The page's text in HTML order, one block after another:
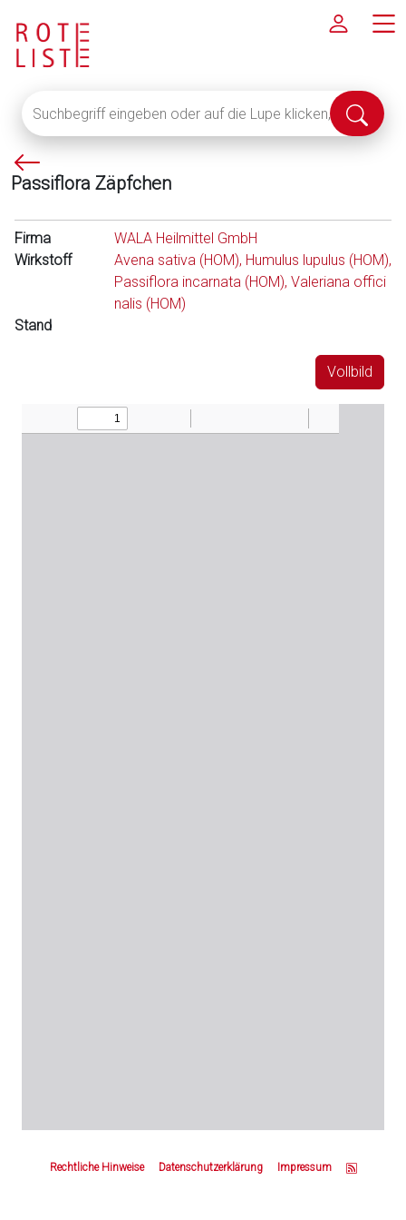
eingeben
oder
auf
die
klicken,
um
Fachinformationen
anzuzeigen
Suche
P
f
i
l
l
k
Passiflora Zäpfchen
Firma
WALA Heilmittel GmbH
Wirkstoff
Avena sativa (HOM), Humulus lupulus (HOM),
Passiflora incarnata (HOM), Valeriana offici
nalis (HOM)
Stand
Vollbild
Rechtliche Hinweise Datenschutzerklärung Impressum